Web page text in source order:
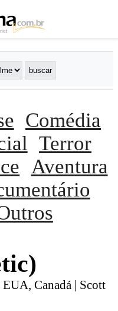
Comédia
Terror
Aventura
Canadá | Scott